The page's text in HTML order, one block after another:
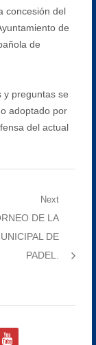
concesión del
de
de
y preguntas se
adoptado por
del actual
Next
DE LA
DE
PADEL.
youtube